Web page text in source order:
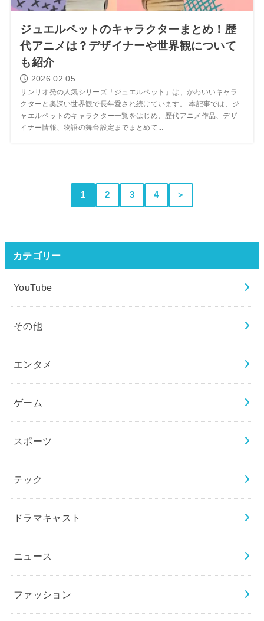
ジュエルペットのキャラクターまとめ！歴
代アニメは？デザイナーや世界観について
も紹介
2026.02.05
サンリオ発の人気シリーズ「ジュエルペット」は、かわいいキャラ
クターと奥深い世界観で長年愛され続けています。 本記事では、ジ
ャエルペットのキャラクター一覧をはじめ、歴代アニメ作品、デザ
イナー情報、物語の舞台設定までまとめて...
1 2 3 4 ＞
カテゴリー
YouTube
その他
エンタメ
ゲーム
スポーツ
テック
ドラマキャスト
ニュース
ファッション